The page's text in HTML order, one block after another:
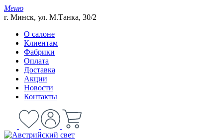
Меню
г. Минск, ул. М.Танка, 30/2
О салоне
Клиентам
Фабрики
Оплата
Доставка
Акции
Новости
Контакты